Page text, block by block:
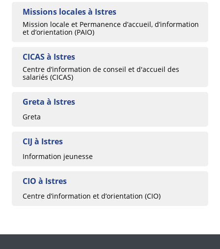
Missions locales à Istres
Mission locale et Permanence d’accueil, d’information
et d’orientation (PAIO)
CICAS à Istres
Centre d’information de conseil et d'accueil des
salariés (CICAS)
Greta à Istres
Greta
CIJ à Istres
Information jeunesse
CIO à Istres
Centre d’information et d’orientation (CIO)